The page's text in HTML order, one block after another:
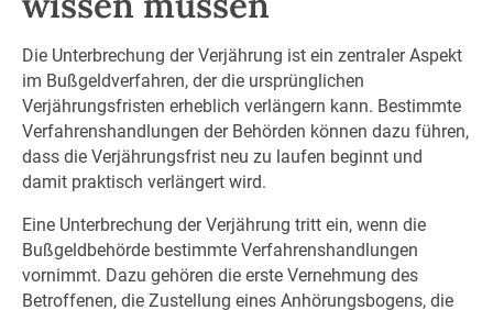
Die Unterbrechung der Verjährung ist ein zentraler Aspekt
im Bußgeldverfahren, der die ursprünglichen
Verjährungsfristen erheblich verlängern kann. Bestimmte
Verfahrenshandlungen der Behörden können dazu führen,
dass die Verjährungsfrist neu zu laufen beginnt und
damit praktisch verlängert wird.
Eine Unterbrechung der Verjährung tritt ein, wenn die
Bußgeldbehörde bestimmte Verfahrenshandlungen
vornimmt. Dazu gehören die erste Vernehmung des
Betroffenen, die Zustellung eines Anhörungsbogens, die